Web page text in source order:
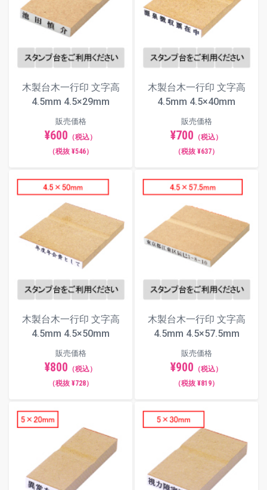
木製台木一行印 文字高
4.5mm 4.5×29mm
販売価格
¥600 （税込）
（税抜 ¥546）
木製台木一行印 文字高
4.5mm 4.5×40mm
販売価格
¥700 （税込）
（税抜 ¥637）
木製台木一行印 文字高
4.5mm 4.5×50mm
販売価格
¥800 （税込）
（税抜 ¥728）
木製台木一行印 文字高
4.5mm 4.5×57.5mm
販売価格
¥900 （税込）
（税抜 ¥819）